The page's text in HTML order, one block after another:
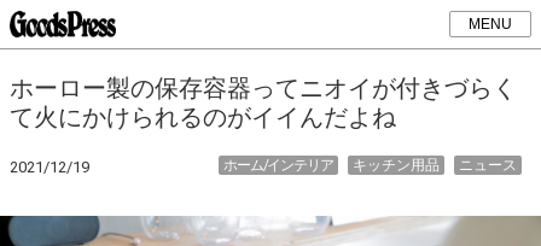
MENU
ホーロー製の保存容器ってニオイが付きづらく
て火にかけられるのがイイんだよね
2021/12/19 ニュース
キッチン用品
ホーム/インテリア